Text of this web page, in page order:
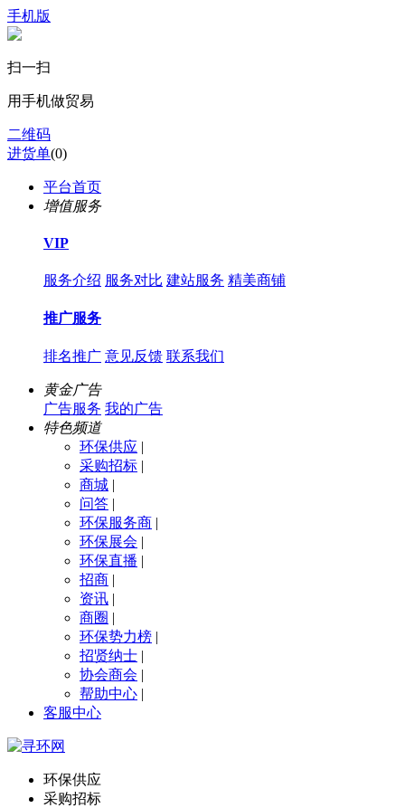
手机版
扫一扫
用手机做贸易
二维码
进货单(0)
平台首页
增值服务
VIP
服务介绍 服务对比 建站服务 精美商铺
推广服务
排名推广 意见反馈 联系我们
黄金广告
广告服务 我的广告
特色频道
环保供应 |
采购招标 |
商城 |
问答 |
环保服务商 |
环保展会 |
环保直播 |
招商 |
资讯 |
商圈 |
环保势力榜 |
招贤纳士 |
协会商会 |
帮助中心 |
客服中心
环保供应
采购招标